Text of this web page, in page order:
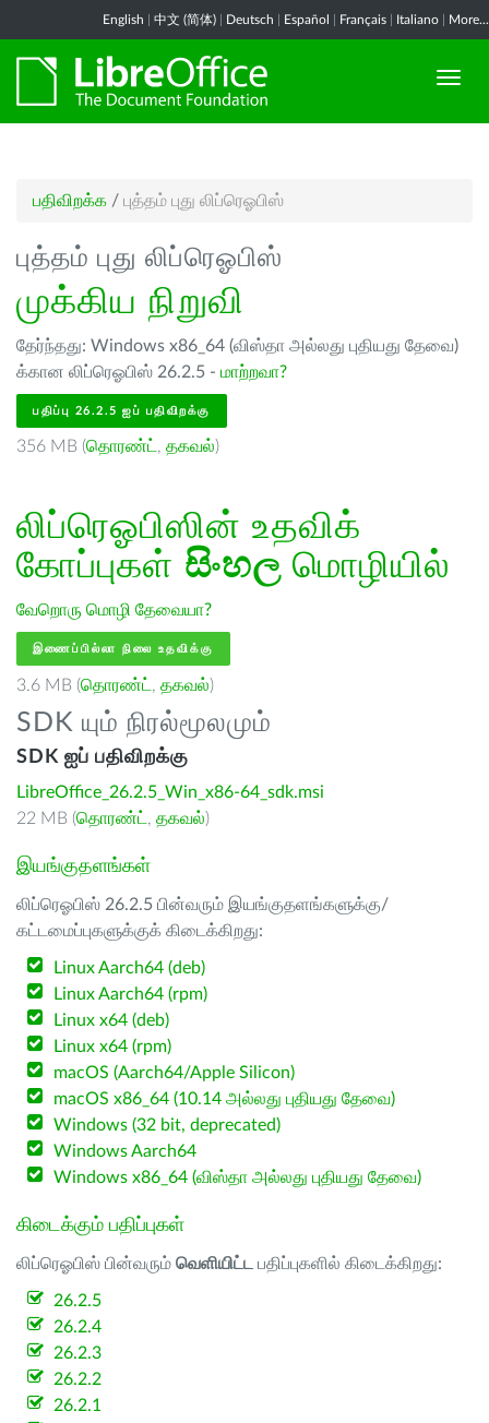
English 中文 (简体) Deutsch Español Français Italiano More...
பதிவிறக்க / புத்தம் புது லிப்ரெஓபிஸ்
புத்தம் புது லிப்ரெஓபிஸ்
முக்கிய நிறுவி
தேர்ந்தது: Windows x86_64 (விஸ்தா அல்லது புதியது தேவை)
க்கான லிப்ரெஓபிஸ் 26.2.5 - மாற்றவா?
பதிப்பு 26.2.5 ஐப் பதிவிறக்கு
356 MB (தொரண்ட் , தகவல்)
லிப்ரெஓபிஸின் உதவிக்
கோப்புகள் සිංහල மொழியில்
வேறொரு மொழி தேவையா?
இணைப்பில்லா நிலை உதவிக்கு
3.6 MB (தொரண்ட் , தகவல்)
SDK யும் நிரல்மூலமும்
SDK ஐப் பதிவிறக்கு
LibreOffice_26.2.5_Win_x86-64_sdk.msi
22 MB (தொரண்ட் , தகவல்)
இயங்குதளங்கள்
லிப்ரெஓபிஸ் 26.2.5 பின்வரும் இயங்குதளங்களுக்கு/
கட்டமைப்புகளுக்குக் கிடைக்கிறது:
Linux Aarch64 (deb)
Linux Aarch64 (rpm)
Linux x64 (deb)
Linux x64 (rpm)
macOS (Aarch64/Apple Silicon)
macOS x86_64 (10.14 அல்லது புதியது தேவை)
Windows (32 bit, deprecated)
Windows Aarch64
Windows x86_64 (விஸ்தா அல்லது புதியது தேவை)
கிடைக்கும் பதிப்புகள்
லிப்ரெஓபிஸ் பின்வரும் வெளியிட்ட பதிப்புகளில் கிடைக்கிறது:
26.2.5
26.2.4
26.2.3
26.2.2
26.2.1